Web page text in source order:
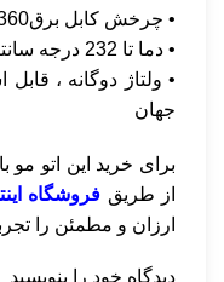
• چرخش کابل برق360 درجه
• دما تا 232 درجه سانتیگراد 450 درجه فارنهایت
• ولتاژ دوگانه ،
جهان
برای خرید این اتو مو
از طریق فروشگاه
ارزان و مطمئن را
دیدگاه خود را بنویسید